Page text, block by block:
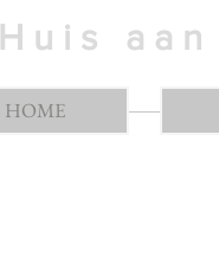
HOME
H u i s a a